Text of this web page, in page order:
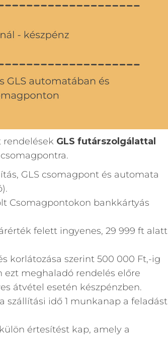
GLS futárszolgálattal
GLS csomagpont és automata
Csomagpontokon bankkártyás
felett ingyenes, 29 999 ft alatt
korlátozása szerint 500 000 Ft,-ig
meghaladó rendelés előre
átvétel esetén készpénzben.
szállítási idő 1 munkanap a feladást
értesítést kap, amely a